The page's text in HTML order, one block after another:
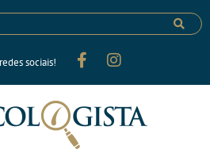
sociais!